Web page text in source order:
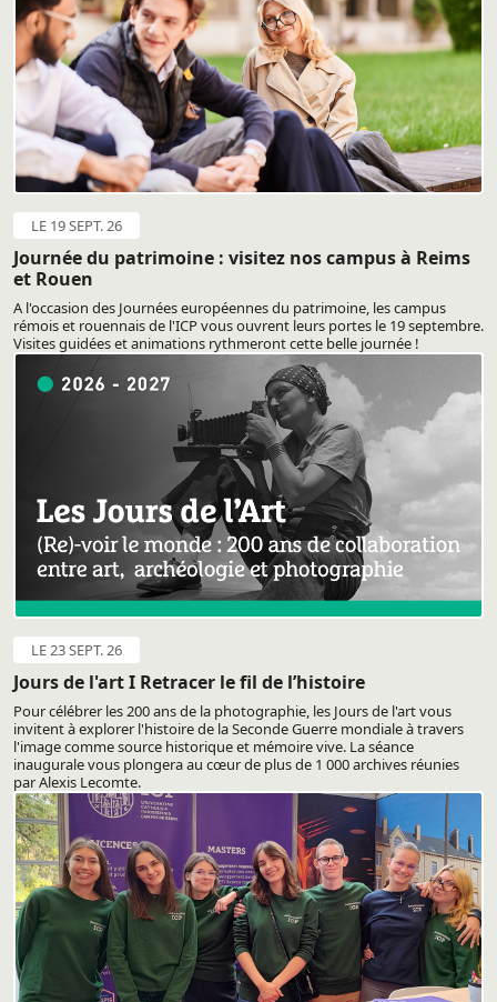
LE 19 SEPT. 26
Journée du patrimoine : visitez nos campus à Reims
et Rouen
A l'occasion des Journées européennes du patrimoine, les campus
rémois et rouennais de l'ICP vous ouvrent leurs portes le 19 septembre.
Visites guidées et animations rythmeront cette belle journée !
LE 23 SEPT. 26
Jours de l'art I Retracer le fil de l’histoire
Pour célébrer les 200 ans de la photographie, les Jours de l'art vous
invitent à explorer l'histoire de la Seconde Guerre mondiale à travers
l'image comme source historique et mémoire vive. La séance
inaugurale vous plongera au cœur de plus de 1 000 archives réunies
par Alexis Lecomte.